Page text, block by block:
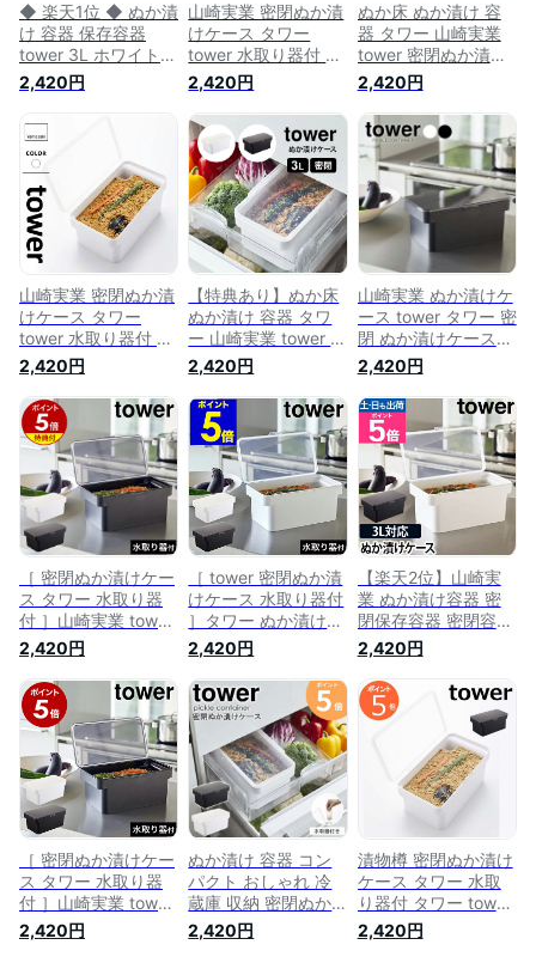
◆ 楽天1位 ◆ ぬか漬
け 容器 保存容器
tower 3L ホワイト
4944 ブラック
4945 ぬか漬け容器
ふた付き 密閉 水抜
き 漬物 ぬか床 容器
簡単 免疫力アップ
山崎実業 おしゃれ
タワー タワーシリー
ズ 乳酸菌 酵素 副菜 [
密閉ぬか漬けケース
タワー 水取り器付 ]
2,420円
山崎実業 密閉ぬか漬
けケース タワー
tower 水取り器付 ブ
ラック 4945 ぬか漬
け 容器 ぬか漬け 容
器 冷蔵庫 水抜き ぬ
か床 ぬかどこ 漬物
容器 漬物 保存容器
2,420円
ぬか床 ぬか漬け 容
器 タワー 山崎実業
tower 密閉ぬか漬け
ケース 漬物 4944
4945 3リットル 軽
量 水取り器付き 漬
物容器 混ぜやすい
収納 密閉 キッチン
雑貨 コンパクト シ
ンプル おしゃれ 白
ホワイト 黒 ブラッ
ク モノトーン 保存
容器 パッキン 冷蔵
保存 yamazaki
2,420円
山崎実業 密閉ぬか漬
けケース タワー
tower 水取り器付 ホ
ワイト 4944 ぬか漬
け 容器 冷蔵庫 3リッ
トル 漬物 つけもの
容器 米 味噌 保存容
器 3L
2,420円
【特典あり】ぬか床
ぬか漬け 容器 タワ
ー 山崎実業 tower 密
閉ぬか漬けケース 漬
物 4944 4945 3リ
ットル 軽量 水取り
器付き 漬物容器 混
ぜやすい 収納 密閉
キッチン雑貨 コンパ
クト シンプル おし
ゃれ 白 ホワイト 黒
ブラック モノトーン
yamazaki 保存容器
パッキン 冷蔵
2,420円
山崎実業 ぬか漬けケ
ース tower タワー 密
閉 ぬか漬けケース
水取り器付 3L 選べ
るカラー:ホワイト/
ブラック ｜ ぬか床
容器 漬け物容器 ぬ
か漬け容器 水取り器
付 密閉 パッキン シ
ンプル
2,420円
［ 密閉ぬか漬けケー
ス タワー 水取り器
付 ］山崎実業 tower
ぬか漬け 容器 冷蔵
庫 水抜き ぬか床 糠
床 糠漬 糠漬け ぬか
どこ 漬物容器 漬物
保存容器 糠漬け容器
発酵ぬかどこ 漬物樽
味噌作り 腸活
yamazaki ホワイト
ブラック 4944
4945【ポイント5倍
送料無料】
2,420円
［ tower 密閉ぬか漬
けケース 水取り器付
］タワー ぬか漬け
容器 冷蔵庫 3リット
ル 漬物樽 漬物容器
漬物 つけもの容器
米 味噌 保存容器 味
噌作り 保存 キッチ
ン 台所 収納 3L 山崎
実業 yamazaki ホワ
イト ブラック 4944
4945【ポイント5倍
送料無料】
2,420円
【楽天2位】山崎実
業 ぬか漬け容器 密
閉保存容器 密閉容器
保存容器 容器 漬物
容器 糠漬け容器 お
しゃれ 密閉 つけも
の容器 プラスチック
ふた yamazaki タワ
ーシリーズ [tower
タワー 密閉ぬか漬け
ケース 水取り器付
4944 4945
4903208049443
4903208049450]
2,420円
［ 密閉ぬか漬けケー
ス タワー 水取り器
付 ］山崎実業 tower
ぬか漬け 容器 冷蔵
庫 水抜き ぬか床 糠
2,420円
ぬか漬け 容器 コン
パクト おしゃれ 冷
蔵庫 収納 密閉ぬか
漬けケース 水取り器
付 山崎実業 tower ぬ
2,420円
漬物樽 密閉ぬか漬け
ケース タワー 水取
り器付 タワー tower
3リットル ホワイト
ブラック 4944
2,420円